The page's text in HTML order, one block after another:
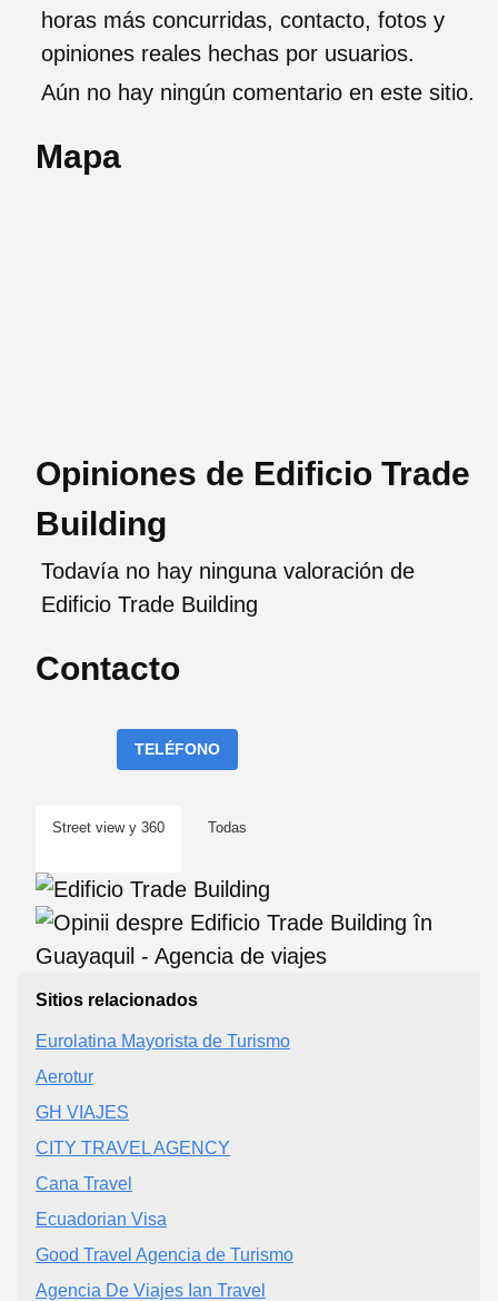
horas más concurridas, contacto, fotos y
opiniones reales hechas por usuarios.
Aún no hay ningún comentario en este sitio.
Mapa
Opiniones de Edificio Trade
Building
Todavía no hay ninguna valoración de
Edificio Trade Building
Contacto
TELÉFONO
Street view y 360 Todas
Sitios relacionados
Eurolatina Mayorista de Turismo
Aerotur
GH VIAJES
CITY TRAVEL AGENCY
Cana Travel
Ecuadorian Visa
Good Travel Agencia de Turismo
Agencia De Viajes Ian Travel